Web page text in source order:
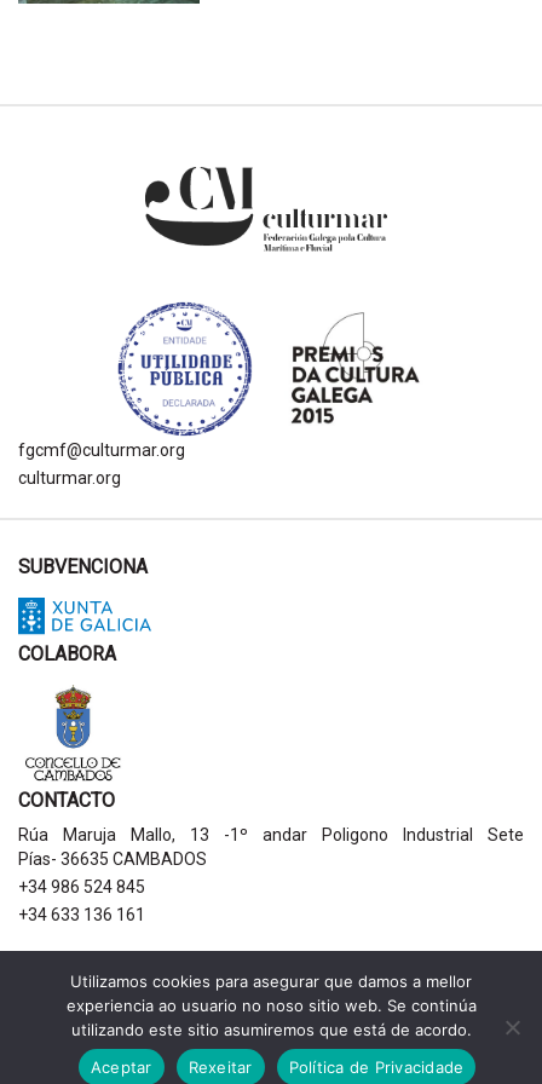
fgcmf@culturmar.org
culturmar.org
SUBVENCIONA
COLABORA
CONTACTO
Rúa Maruja Mallo, 13 -1º andar Poligono Industrial Sete
Pías- 36635 CAMBADOS
+34 986 524 845
+34 633 136 161
AVISOS LEGAIS
Política de privacidade
Aviso legal
Política de cookies
Utilizamos cookies para asegurar que damos a mellor
experiencia ao usuario no noso sitio web. Se continúa
utilizando este sitio asumiremos que está de acordo.
Aceptar
Rexeitar Política de Privacidade